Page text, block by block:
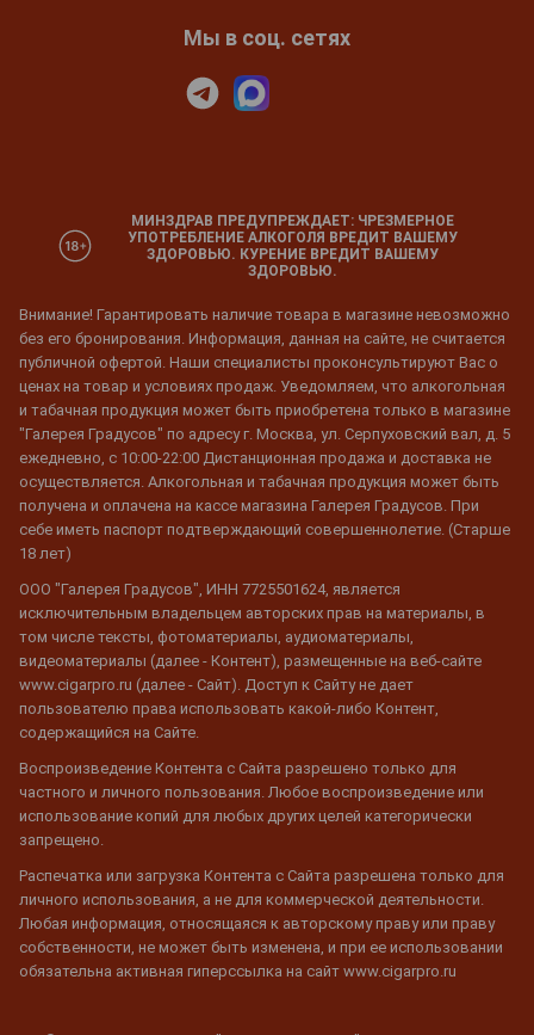
Мы в соц. сетях
МИНЗДРАВ ПРЕДУПРЕЖДАЕТ: ЧРЕЗМЕРНОЕ
УПОТРЕБЛЕНИЕ АЛКОГОЛЯ ВРЕДИТ ВАШЕМУ
ЗДОРОВЬЮ. КУРЕНИЕ ВРЕДИТ ВАШЕМУ
ЗДОРОВЬЮ.
Внимание! Гарантировать наличие товара в магазине невозможно
без его бронирования. Информация, данная на сайте, не считается
публичной офертой. Наши специалисты проконсультируют Вас о
ценах на товар и условиях продаж. Уведомляем, что алкогольная
и табачная продукция может быть приобретена только в магазине
"Галерея Градусов" по адресу г. Москва, ул. Серпуховский вал, д. 5
ежедневно, с 10:00-22:00 Дистанционная продажа и доставка не
осуществляется. Алкогольная и табачная продукция может быть
получена и оплачена на кассе магазина Галерея Градусов. При
себе иметь паспорт подтверждающий совершеннолетие. (Старше
18 лет)
ООО "Галерея Градусов", ИНН 7725501624, является
исключительным владельцем авторских прав на материалы, в
том числе тексты, фотоматериалы, аудиоматериалы,
видеоматериалы (далее - Контент), размещенные на веб-сайте
www.cigarpro.ru (далее - Сайт). Доступ к Сайту не дает
пользователю права использовать какой-либо Контент,
содержащийся на Сайте.
Воспроизведение Контента с Сайта разрешено только для
частного и личного пользования. Любое воспроизведение или
использование копий для любых других целей категорически
запрещено.
Распечатка или загрузка Контента с Сайта разрешена только для
личного использования, а не для коммерческой деятельности.
Любая информация, относящаяся к авторскому праву или праву
собственности, не может быть изменена, и при ее использовании
обязательна активная гиперссылка на сайт www.cigarpro.ru